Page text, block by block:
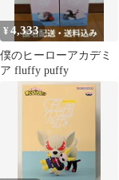
¥4,333
僕のヒーローアカデミ
ア fluffy puffy